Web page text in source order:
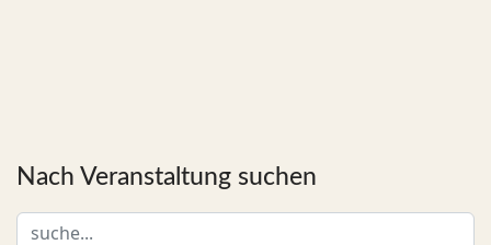
Nach Veranstaltung suchen